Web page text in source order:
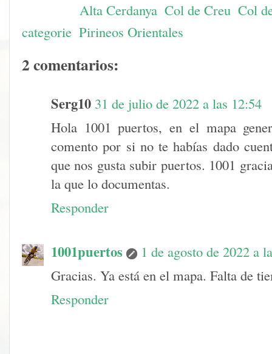
Alta Cerdanya Col de Creu Col
categorie Pirineos Orientales
2 comentarios:
Serg10 31 de julio de 2022 a las 12:54
Hola 1001 puertos, en el mapa
comento por si no te habías dado
que nos gusta subir puertos. 1001
la que lo documentas.
Responder
1001puertos
1 de agosto de 2022 a
Gracias. Ya está en el mapa. Falta de
Responder